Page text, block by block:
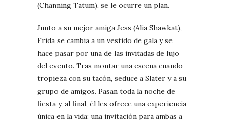
(Channing Tatum), se le ocurre un plan.
Junto a su mejor amiga Jess (Alia Shawkat),
Frida se cambia a un vestido de gala y se
hace pasar por una de las invitadas de lujo
del evento. Tras montar una escena cuando
tropieza con su tacón, seduce a Slater y a su
grupo de amigos. Pasan toda la noche de
fiesta y, al final, él les ofrece una experiencia
única en la vida: una invitación para ambas a